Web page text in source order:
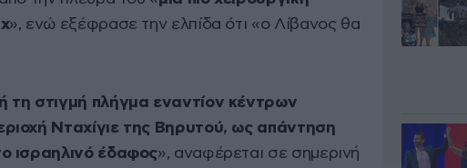
», ενώ εξέφρασε την ελπίδα ότι «ο Λίβανος θα
τη στιγμή πλήγμα εναντίον κέντρων
Νταχίγιε της Βηρυτού, ως απάντηση
ισραηλινό έδαφος», αναφέρεται σε σημερινή